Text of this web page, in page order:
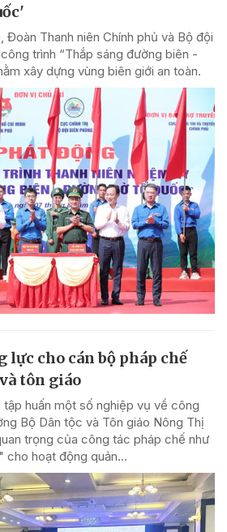
Đoàn Thanh niên Chính phủ và Bộ đội
trình “Thắp sáng đường biên -
xây dựng vùng biên giới an toàn.
lực cho cán bộ pháp chế
tôn giáo
tập huấn một số nghiệp vụ về công
Bộ Dân tộc và Tôn giáo Nông Thị
trọng của công tác pháp chế như
hoạt động quản...